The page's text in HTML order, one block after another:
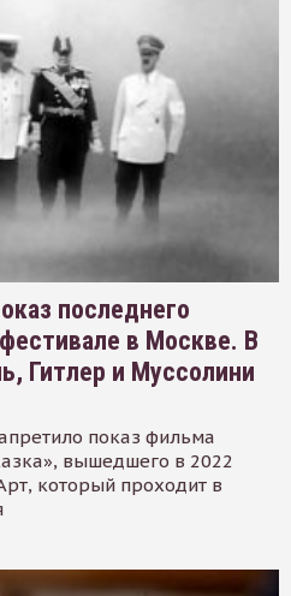
последнего
в Москве. В
Гитлер и Муссолини
показ фильма
вышедшего в 2022
который проходит в